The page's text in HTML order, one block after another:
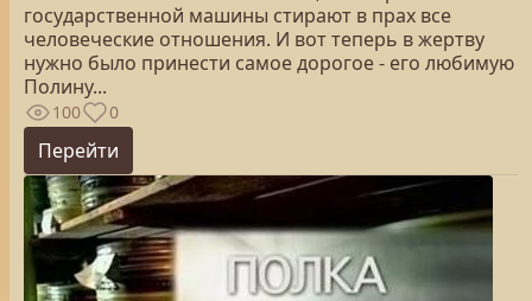
государственной машины стирают в прах все
человеческие отношения. И вот теперь в жертву
нужно было принести самое дорогое - его любимую
Полину...
100 0
Перейти